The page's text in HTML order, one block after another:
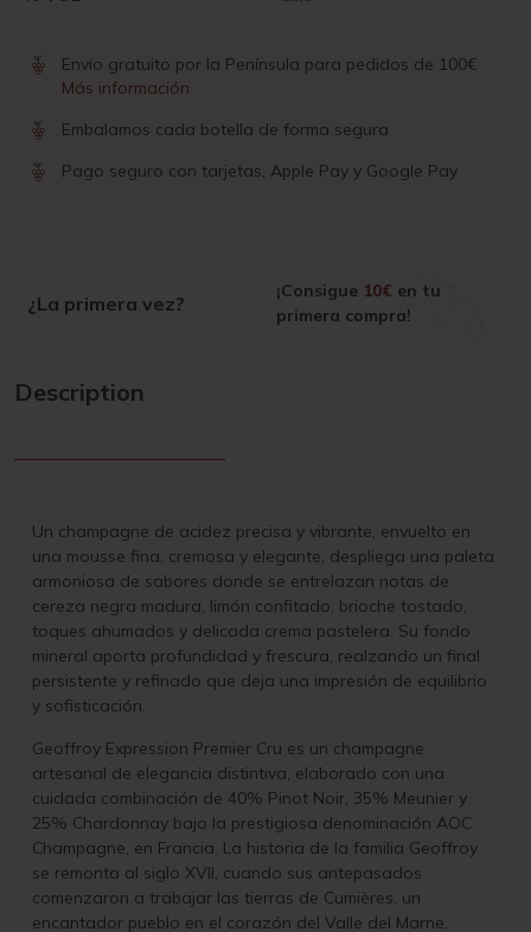
Envío gratuito por la Península para pedidos de 100€
Más información
Embalamos cada botella de forma segura
Pago seguro con tarjetas, Apple Pay y Google Pay
¿La primera vez?
¡Consigue 10€ en tu
primera compra!
Description
Un champagne de acidez precisa y vibrante, envuelto en
una mousse fina, cremosa y elegante, despliega una paleta
armoniosa de sabores donde se entrelazan notas de
cereza negra madura, limón confitado, brioche tostado,
toques ahumados y delicada crema pastelera. Su fondo
mineral aporta profundidad y frescura, realzando un final
persistente y refinado que deja una impresión de equilibrio
y sofisticación.
Geoffroy Expression Premier Cru es un champagne
artesanal de elegancia distintiva, elaborado con una
cuidada combinación de 40% Pinot Noir, 35% Meunier y
25% Chardonnay bajo la prestigiosa denominación AOC
Champagne, en Francia. La historia de la familia Geoffroy
se remonta al siglo XVII, cuando sus antepasados
comenzaron a trabajar las tierras de Cumières, un
encantador pueblo en el corazón del Valle del Marne.